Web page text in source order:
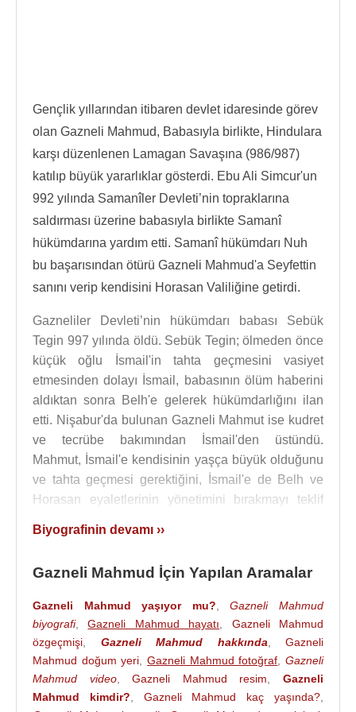
Gençlik yıllarından itibaren devlet idaresinde görev
olan Gazneli Mahmud, Babasıyla birlikte, Hindulara
karşı düzenlenen Lamagan Savaşına (986/987)
katılıp büyük yararlıklar gösterdi. Ebu Ali Simcur'un
992 yılında Samanîler Devleti’nin topraklarına
saldırması üzerine babasıyla birlikte Samanî
hükümdarına yardım etti. Samanî hükümdarı Nuh
bu başarısından ötürü Gazneli Mahmud'a Seyfettin
sanını verip kendisini Horasan Valiliğine getirdi.
Gazneliler Devleti’nin hükümdarı babası Sebük
Tegin 997 yılında öldü. Sebük Tegin; ölmeden önce
küçük oğlu İsmail'in tahta geçmesini vasiyet
etmesinden dolayı İsmail, babasının ölüm haberini
aldıktan sonra Belh'e gelerek hükümdarlığını ilan
etti. Nişabur'da bulunan Gazneli Mahmut ise kudret
ve tecrübe bakımından İsmail'den üstündü.
Mahmut, İsmail'e kendisinin yaşça büyük olduğunu
ve tahta geçmesi gerektiğini, İsmail'e de Belh ve
Horasan eyaletlerinin yönetimini bırakmayı teklif
Mahmud, amcası Buğracık ve kardeşi Nasr ile
Mart 998 tarihinde yapılan savaşı Mahmud'un
ordusu kazandı ve tahta Mahmut geçti.
Gazneli Mahmud tahta geçtiği 998 yılından 1030
yılına kadar 32 yıl hüküm sürmüştür. Bu süre
içerisinde göstermiş olduğu azim ve faaliyetlerle,
Orta Asya'nın büyük ve güçlü bir devletine hakim
Biyografinin devamı ››
Gazneli Mahmud İçin Yapılan Aramalar
Gazneli Mahmud yaşıyor mu? ,Gazneli Mahmud
biyografi,Gazneli Mahmud hayatı
Gazneli Mahmud
özgeçmişi
Gazneli Mahmud hakkında
Gazneli
Mahmud doğum yeri ,Gazneli Mahmud fotoğraf ,Gazneli
Mahmud video,Gazneli Mahmud resim ,Gazneli
Mahmud kimdir?
Gazneli Mahmud kaç yaşında?